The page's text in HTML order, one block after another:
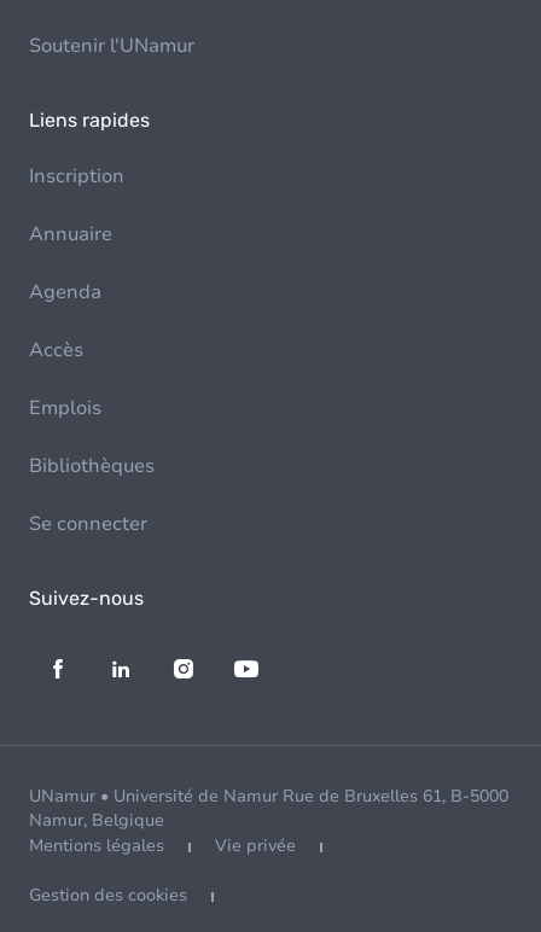
Soutenir l'UNamur
Liens rapides
Inscription
Annuaire
Agenda
Accès
Emplois
Bibliothèques
Se connecter
Suivez-nous
UNamur • Université de Namur Rue de Bruxelles 61, B-5000
Namur, Belgique
Mentions légales
Vie privée
Gestion des cookies